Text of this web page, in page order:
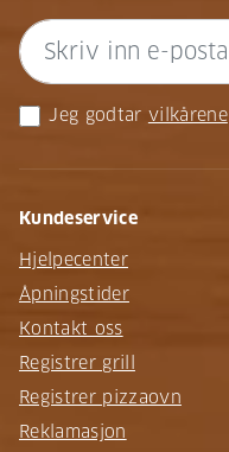
Jeg godtar vilkårene
Kundeservice
Hjelpecenter
Åpningstider
Kontakt oss
Registrer grill
Registrer pizzaovn
Reklamasjon